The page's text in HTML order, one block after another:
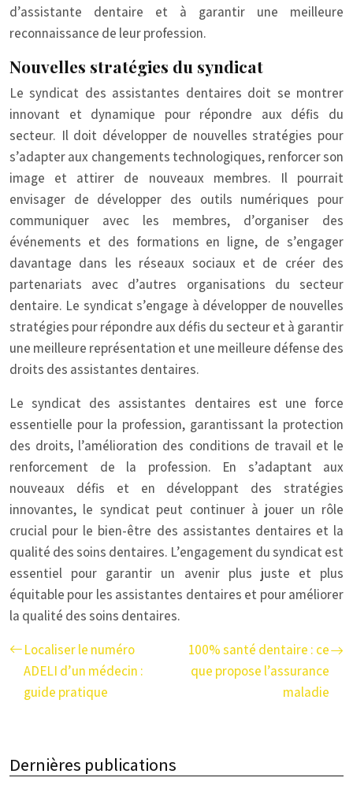
d’assistante dentaire et à garantir une meilleure
reconnaissance de leur profession.
Nouvelles stratégies du syndicat
Le syndicat des assistantes dentaires doit se montrer
innovant et dynamique pour répondre aux défis du
secteur. Il doit développer de nouvelles stratégies pour
s’adapter aux changements technologiques, renforcer son
image et attirer de nouveaux membres. Il pourrait
envisager de développer des outils numériques pour
communiquer avec les membres, d’organiser des
événements et des formations en ligne, de s’engager
davantage dans les réseaux sociaux et de créer des
partenariats avec d’autres organisations du secteur
dentaire. Le syndicat s’engage à développer de nouvelles
stratégies pour répondre aux défis du secteur et à garantir
une meilleure représentation et une meilleure défense des
droits des assistantes dentaires.
Le syndicat des assistantes dentaires est une force
essentielle pour la profession, garantissant la protection
des droits, l’amélioration des conditions de travail et le
renforcement de la profession. En s’adaptant aux
nouveaux défis et en développant des stratégies
innovantes, le syndicat peut continuer à jouer un rôle
crucial pour le bien-être des assistantes dentaires et la
qualité des soins dentaires. L’engagement du syndicat est
essentiel pour garantir un avenir plus juste et plus
équitable pour les assistantes dentaires et pour améliorer
la qualité des soins dentaires.
Localiser le numéro
ADELI d’un médecin :
guide pratique
100% santé dentaire : ce
que propose l’assurance
maladie
Dernières publications